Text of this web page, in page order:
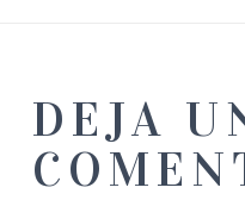
DEJA